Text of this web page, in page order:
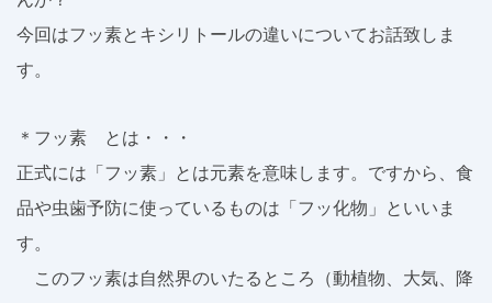
今回はフッ素とキシリトールの違いについてお話致しま
す。
＊フッ素 とは・・・
正式には「フッ素」とは元素を意味します。ですから、食
品や虫歯予防に使っているものは「フッ化物」といいま
す。
このフッ素は自然界のいたるところ（動植物、大気、降